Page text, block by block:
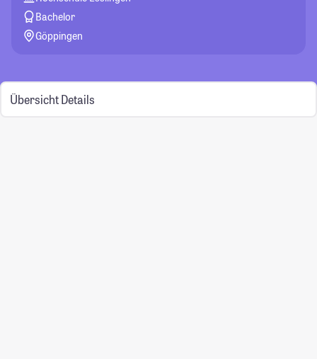
Bachelor
Göppingen
Übersicht Details